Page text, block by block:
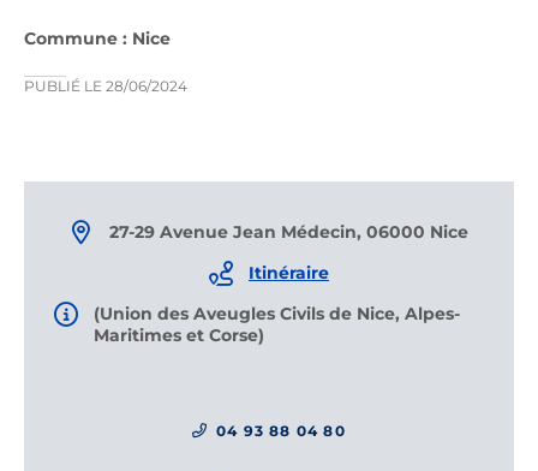
Commune : Nice
PUBLIÉ LE 28/06/2024
27-29 Avenue Jean Médecin, 06000 Nice
Itinéraire
(Union des Aveugles Civils de Nice, Alpes-
Maritimes et Corse)
04 93 88 04 80